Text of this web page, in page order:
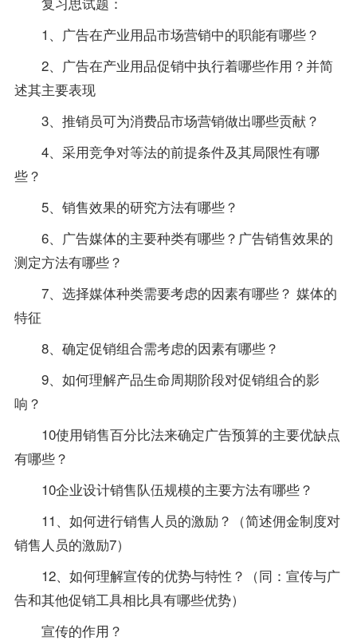
1、广告在产业用品市场营销中的职能有哪些？
2、广告在产业用品促销中执行着哪些作用？并简
述其主要表现
3、推销员可为消费品市场营销做出哪些贡献？
4、采用竞争对等法的前提条件及其局限性有哪
些？
5、销售效果的研究方法有哪些？
6、广告媒体的主要种类有哪些？广告销售效果的
测定方法有哪些？
7、选择媒体种类需要考虑的因素有哪些？ 媒体的
特征
8、确定促销组合需考虑的因素有哪些？
9、如何理解产品生命周期阶段对促销组合的影
响？
10使用销售百分比法来确定广告预算的主要优缺点
有哪些？
10企业设计销售队伍规模的主要方法有哪些？
11、如何进行销售人员的激励？（简述佣金制度对
销售人员的激励7）
12、如何理解宣传的优势与特性？（同：宣传与广
告和其他促销工具相比具有哪些优势）
宣传的作用？